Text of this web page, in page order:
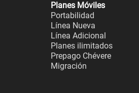
Planes Móviles
Portabilidad
Línea Nueva
Línea Adicional
Planes ilimitados
Prepago Chévere
Migración